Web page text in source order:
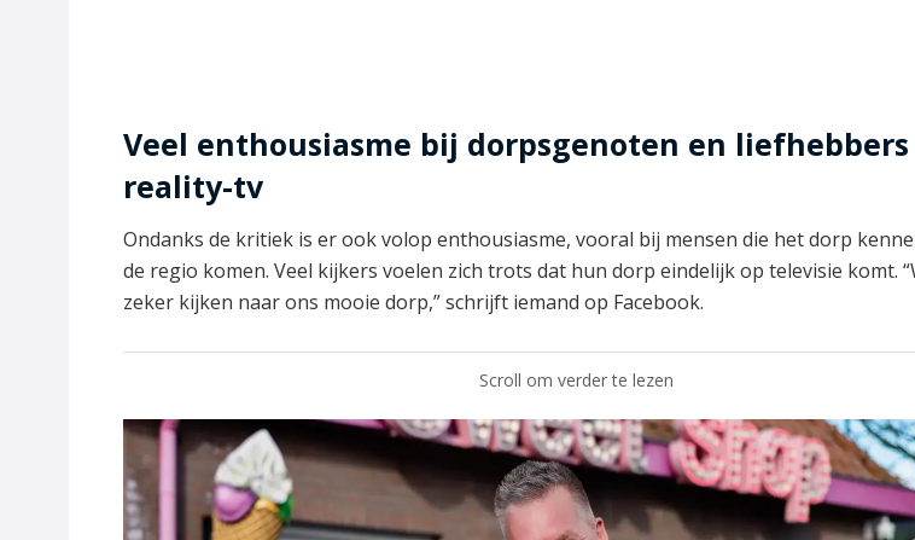
Veel enthousiasme bij dorpsgenoten en liefhebbers
reality-tv
Ondanks de kritiek is er ook volop enthousiasme, vooral bij mensen die het dorp
de regio komen. Veel kijkers voelen zich trots dat hun dorp eindelijk op televisie komt.
zeker kijken naar ons mooie dorp,” schrijft iemand op Facebook.
Scroll om verder te lezen